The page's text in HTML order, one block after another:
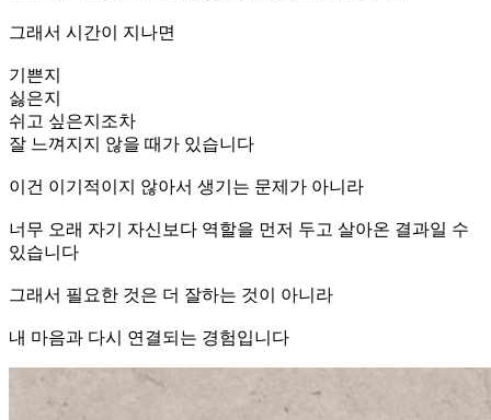
그래서 시간이 지나면
기쁜지
싫은지
쉬고 싶은지조차
잘 느껴지지 않을 때가 있습니다
이건 이기적이지 않아서 생기는 문제가 아니라
너무 오래 자기 자신보다 역할을 먼저 두고 살아온 결과일 수
있습니다
그래서 필요한 것은 더 잘하는 것이 아니라
내 마음과 다시 연결되는 경험입니다